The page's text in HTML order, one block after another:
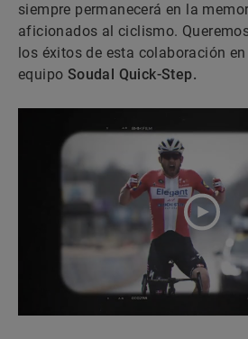
siempre permanecerá en la
aficionados al ciclismo.
los éxitos de esta colaboración
equipo Soudal Quick-Step.